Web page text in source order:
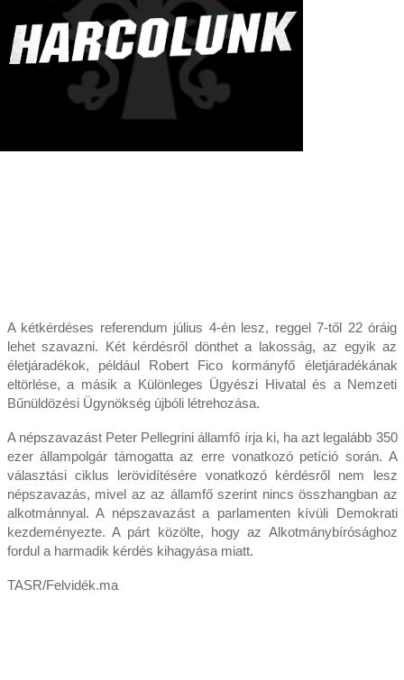
A kétkérdéses referendum július 4-én lesz, reggel 7-től 22 óráig
lehet szavazni. Két kérdésről dönthet a lakosság, az egyik az
életjáradékok, például Robert Fico kormányfő életjáradékának
eltörlése, a másik a Különleges Ügyészi Hivatal és a Nemzeti
Bűnüldözési Ügynökség újbóli létrehozása.
A népszavazást Peter Pellegrini államfő írja ki, ha azt legalább 350
ezer állampolgár támogatta az erre vonatkozó petíció során. A
választási ciklus lerövidítésére vonatkozó kérdésről nem lesz
népszavazás, mivel az az államfő szerint nincs összhangban az
alkotmánnyal. A népszavazást a parlamenten kívüli Demokrati
kezdeményezte. A párt közölte, hogy az Alkotmánybírósághoz
fordul a harmadik kérdés kihagyása miatt.
TASR/Felvidék.ma